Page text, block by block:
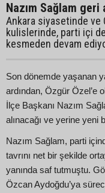
Nazım Sağlam geri
Ankara siyasetinde ve
kulislerinde, parti içi
kesmeden devam
Son dönemde yaşanan
ardından, Özgür Özel’e
İlçe Başkanı Nazım
alınacağı ve yerine yeni
Nazım Sağlam, parti
tavrını net bir şekilde
yanında saf tutmuştu.
Özcan Aydoğdu’ya